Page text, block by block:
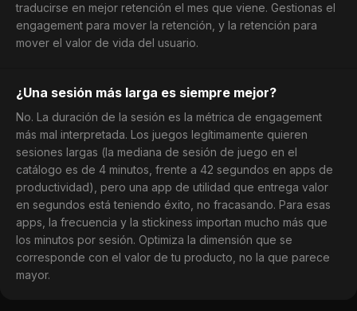
traducirse en mejor retención el mes que viene. Gestionas el
engagement para mover la retención, y la retención para
mover el valor de vida del usuario.
¿Una sesión más larga es siempre mejor?
No. La duración de la sesión es la métrica de engagement
más mal interpretada. Los juegos legítimamente quieren
sesiones largas (la mediana de sesión de juego en el
catálogo es de 4 minutos, frente a 42 segundos en apps de
productividad), pero una app de utilidad que entrega valor
en segundos está teniendo éxito, no fracasando. Para esas
apps, la frecuencia y la stickiness importan mucho más que
los minutos por sesión. Optimiza la dimensión que se
corresponde con el valor de tu producto, no la que parece
mayor.